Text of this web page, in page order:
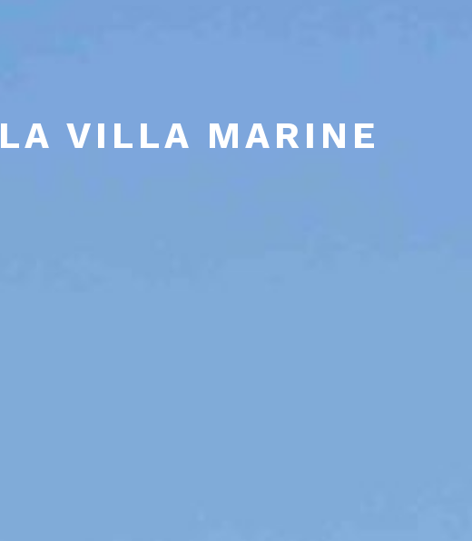
LA VILLA MARINE